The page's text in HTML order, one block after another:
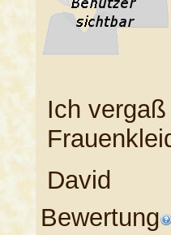
Ich
David
Bewertung